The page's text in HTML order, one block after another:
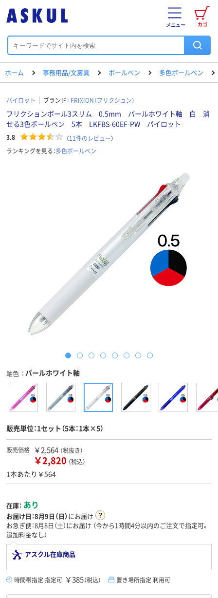
カゴ
メニュー
ホーム 事務用品/文房具 ボールペン 多色ボールペン
パイロット ブランド： FRIXION（フリクション）
フリクションボール3スリム 0.5mm パールホワイト軸 白 消
せる3色ボールペン 5本 LKFBS-60EF-PW パイロット
3.8 （11件のレビュー）
ランキングを見る：多色ボールペン
軸色 パールホワイト軸
販売単位：1セット（5本：1本×5）
販売価格 ￥2,564 （税抜き）
￥2,820 （税込）
1本あたり￥564
在庫： あり
お届け日：8月9日（日）にお届け
お急ぎ便：8月8日（土）にお届け （今から1時間4分以内のご注文で指定可。
追加料金なし）
アスクル在庫商品
時間帯指定 指定可 ￥385（税込） 置き場所指定 利用可